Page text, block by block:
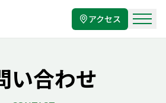
アクセス
い合わせ